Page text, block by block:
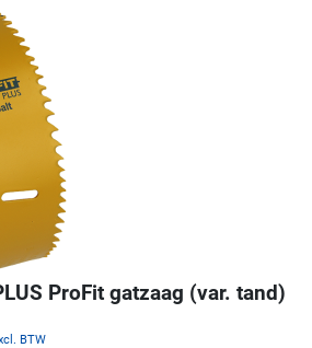
ProFit gatzaag (var. tand)
BTW